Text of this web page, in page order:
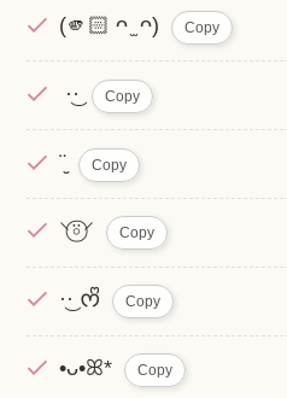
(🫵🏻 ᴖ ̫ ᴖ) Copy
‪ ·͜· Copy
¨̮ Copy
⸌⍤⃝⸍ Copy
·͜· ︎︎ᰔᩚ Copy
•ᴗ•ꕤ* Copy